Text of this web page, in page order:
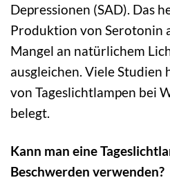
Depressionen (SAD). Das
Produktion von Serotonin
Mangel an natürlichem
ausgleichen. Viele
von Tageslichtlampen bei
belegt.
Kann man eine
Beschwerden verwenden?